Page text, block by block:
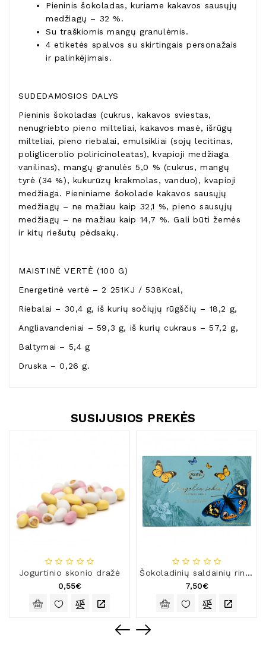
Pieninis šokoladas, kuriame kakavos sausųjų
medžiagų – 32 %.
Su traškiomis mangų granulėmis.
4 etiketės spalvos su skirtingais personažais
ir palinkėjimais.
SUDEDAMOSIOS DALYS
Pieninis šokoladas (cukrus, kakavos sviestas,
nenugriebto pieno milteliai, kakavos masė, išrūgų
milteliai, pieno riebalai, emulsikliai (sojų lecitinas,
poliglicerolio poliricinoleatas), kvapioji medžiaga
vanilinas), mangų granulės 5,0 % (cukrus, mangų
tyrė (34 %), kukurūzų krakmolas, vanduo), kvapioji
medžiaga. Pieniniame šokolade kakavos sausųjų
medžiagų – ne mažiau kaip 32,1 %, pieno sausųjų
medžiagų – ne mažiau kaip 14,7 %. Gali būti žemės
ir kitų riešutų pėdsakų.
MAISTINĖ VERTĖ (100 G)
Energetinė vertė – 2 251KJ / 538Kcal,
Riebalai – 30,4 g, iš kurių sočiųjų rūgščių – 18,2 g,
Angliavandeniai – 59,3 g, iš kurių cukraus – 57,2 g,
Baltymai – 5,4 g
Druska – 0,26 g.
SUSIJUSIOS PREKĖS
Jogurtinio skonio dražė
0,55€
Šokoladinių saldainių rinkinys „Drugelių šokis“, 150 g
7,50€